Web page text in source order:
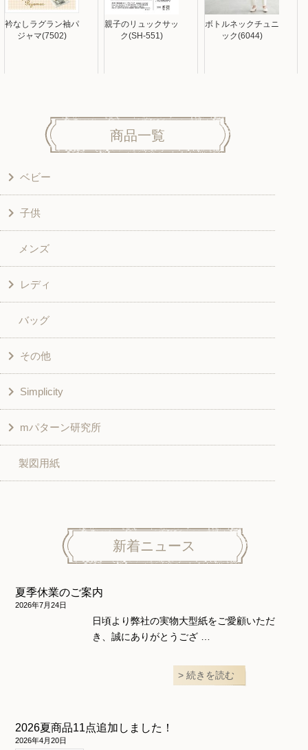
衿なしラグラン袖パ
ジャマ(7502)
親子のリュックサッ
ク(SH-551)
ボトルネックチュニ
ック(6044)
商品一覧
ベビー
洋服
和風衣類
グッズ
子供
ワンピース
シャツ・ブラウス
スカート・パンツ
和風衣類
入園入学グッズ
その他
メンズ
レディ
シャツ・ブラウス
チュニック
ワンピース
ベスト・ジャケット・コート
スカート
ニット地専用
和風衣類
バッグ
その他
学校家庭科教材用
その他
Simplicity
こども＆ベビー
ボトムス
ワンピース＆スーツ
ウェディング・コスチューム
mパターン研究所
子供服
ワンピース
スカート・パンツ
製図用紙
新着ニュース
夏季休業のご案内
2026年7月24日
日頃より弊社の実物大型紙をご愛顧いただ
き、誠にありがとうござ …
続きを読む
2026夏商品11点追加しました！
2026年4月20日